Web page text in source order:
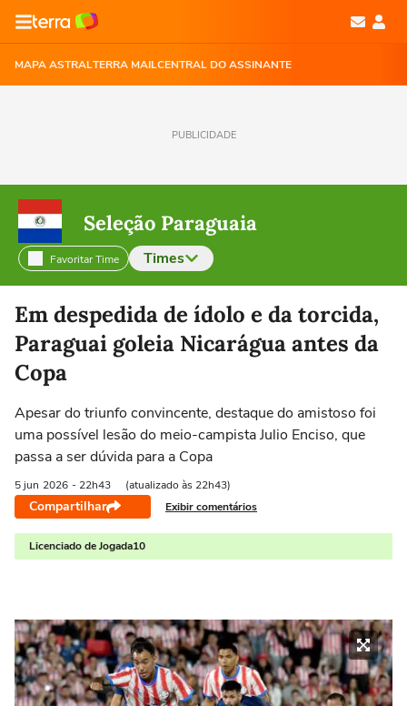
MAPA ASTRALTERRA MAILCENTRAL DO ASSINANTE
PUBLICIDADE
Seleção Paraguaia
Favoritar Time Times
Selecione o time para ver as notícias
Em despedida de ídolo e da torcida,
Paraguai goleia Nicarágua antes da
Copa
Apesar do triunfo convincente, destaque do amistoso foi
uma possível lesão do meio-campista Julio Enciso, que
passa a ser dúvida para a Copa
5 jun 2026 - 22h43 (atualizado às 22h43)
Compartilhar Exibir comentários
Licenciado de Jogada10